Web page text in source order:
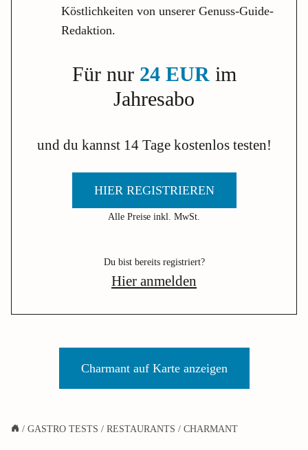
Köstlichkeiten von unserer Genuss-Guide-
Redaktion.
Für nur 24 EURim
Jahresabo
und du kannst 14 Tage kostenlos testen!
HIER REGISTRIEREN
Alle Preise inkl. MwSt.
Du bist bereits registriert?
Hier anmelden
Charmant auf Karte anzeigen
/ GASTRO TESTS / RESTAURANTS / CHARMANT